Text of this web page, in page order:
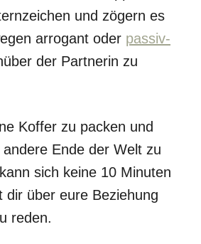
und zögern es
arrogant oder passiv-
der Partnerin zu
Koffer zu packen und
Ende der Welt zu
sich keine 10 Minuten
dir über eure Beziehung
reden.